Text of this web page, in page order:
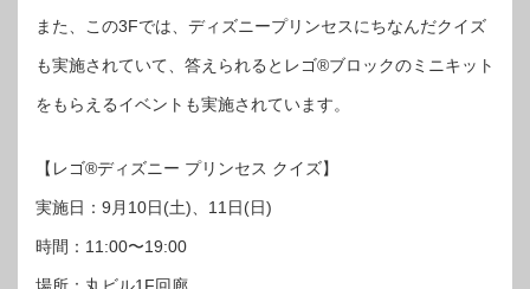
また、この3Fでは、ディズニープリンセスにちなんだクイズ
も実施されていて、答えられるとレゴ®︎ブロックのミニキット
をもらえるイベントも実施されています。
【レゴ®︎ディズニー プリンセス クイズ】
実施日：9月10日(土)、11日(日)
時間：11:00〜19:00